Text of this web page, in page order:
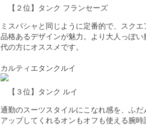
【２位】タンク フランセーズ
ミスパシャと同じように定番的で、スク
品格あるデザインが魅力。より大人っぽ
代の方にオススメです。
カルティエタンクルイ
【３位】タンク ルイ
通勤のスーツスタイルにこなれ感を、ふ
アップしてくれるオンもオフも使える腕